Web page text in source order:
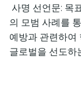
사명 선언문: 목
의 모범 사례를
예방과 관련하여
글로벌을 선도하